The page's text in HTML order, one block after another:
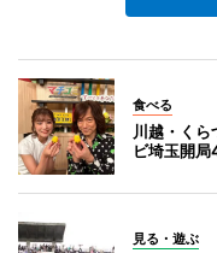
食べる
川越・く
ビ埼玉開
見る・遊ぶ